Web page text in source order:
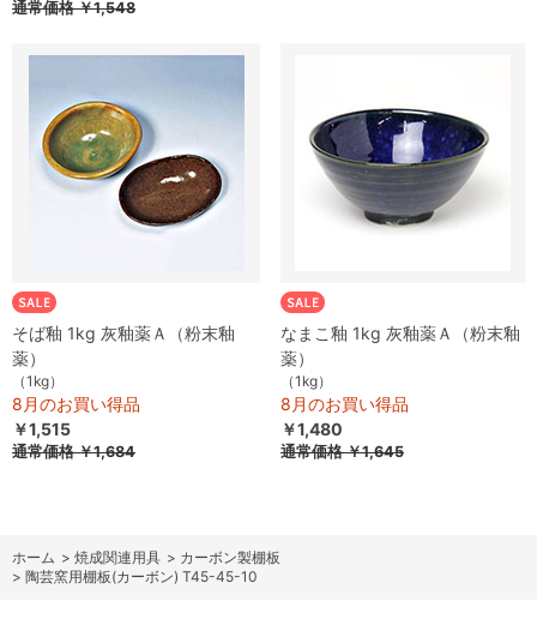
通常価格￥1,548
そば釉 1kg 灰釉薬Ａ（粉末釉
薬）
（1kg）
8月のお買い得品
￥1,515
通常価格￥1,684
なまこ釉 1kg 灰釉薬Ａ（粉末釉
薬）
（1kg）
8月のお買い得品
￥1,480
通常価格￥1,645
ホーム > 焼成関連用具 > カーボン製棚板
> 陶芸窯用棚板(カーボン) T45-45-10